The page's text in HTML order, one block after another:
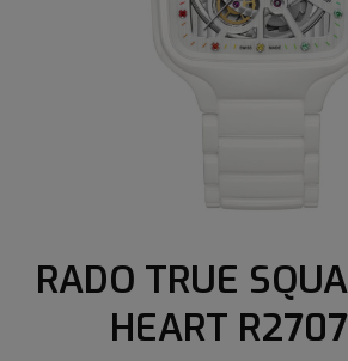
RADO TRUE
HEART